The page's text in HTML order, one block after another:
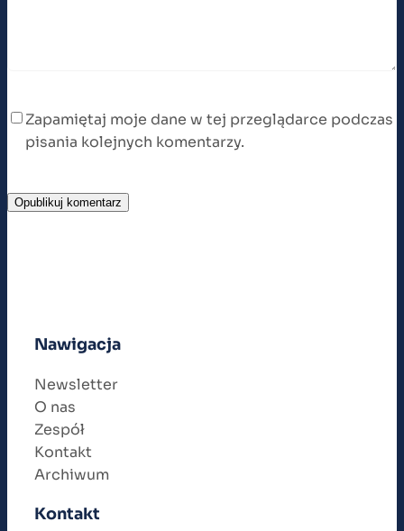
Zapamiętaj moje dane w tej przeglądarce podczas
pisania kolejnych komentarzy.
Nawigacja
Newsletter
O nas
Zespół
Kontakt
Archiwum
Kontakt